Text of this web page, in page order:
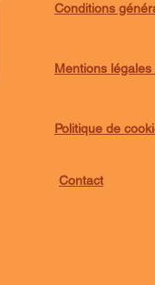
Conditions
Mentions
Politique de
Contact